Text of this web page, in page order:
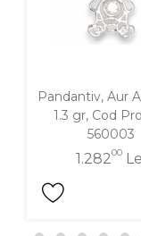
Pandantiv, Aur
1.3 gr, Cod
560003
1.28200